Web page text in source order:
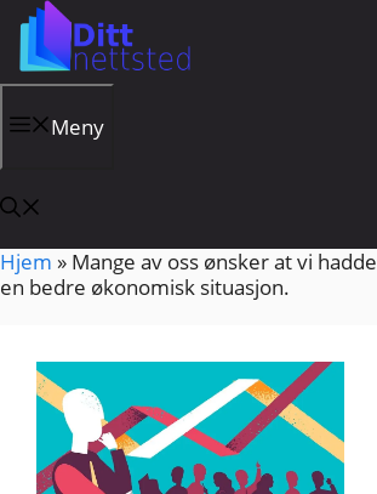
Hopp
innhold
Meny
Hjem » Mange av oss ønsker at vi hadde
en bedre økonomisk situasjon.